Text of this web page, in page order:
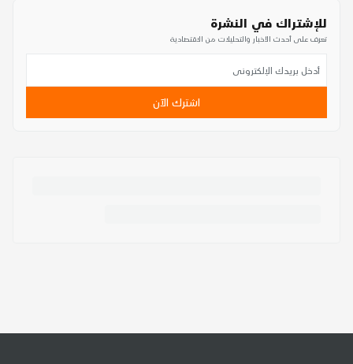
للإشتراك في النشرة
تعرف على أحدث الأخبار والتحليلات من الاقتصادية
اشترك الآن